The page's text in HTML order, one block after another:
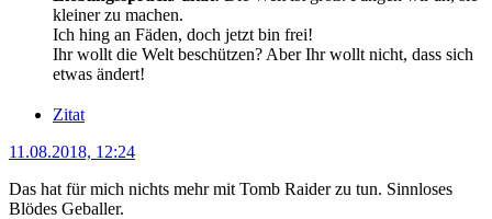
kleiner zu machen.
Ich hing an Fäden, doch jetzt bin frei!
Ihr wollt die Welt beschützen? Aber Ihr wollt nicht, dass sich
etwas ändert!
Zitat
11.08.2018, 12:24
Das hat für mich nichts mehr mit Tomb Raider zu tun. Sinnloses
Blödes Geballer.